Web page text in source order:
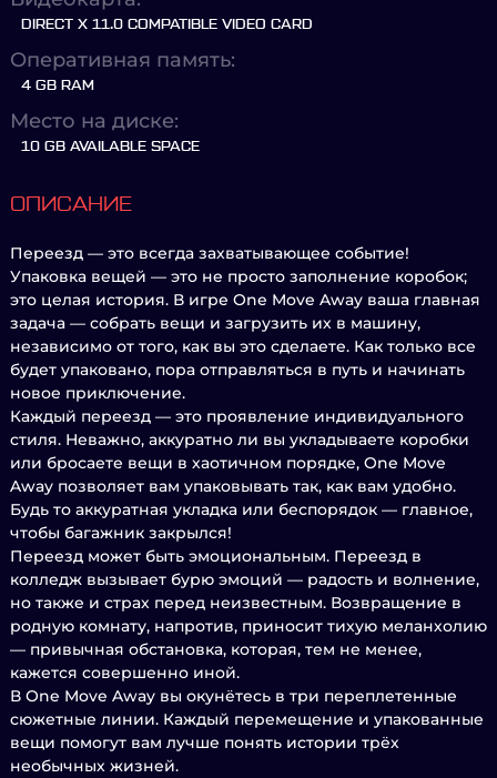
DIRECT X 11.0 COMPATIBLE VIDEO CARD
Оперативная память:
4 GB RAM
Место на диске:
10 GB AVAILABLE SPACE
ОПИСАНИЕ
Переезд — это всегда захватывающее событие!
Упаковка вещей — это не просто заполнение коробок;
это целая история. В игре One Move Away ваша главная
задача — собрать вещи и загрузить их в машину,
независимо от того, как вы это сделаете. Как только все
будет упаковано, пора отправляться в путь и начинать
новое приключение.
Каждый переезд — это проявление индивидуального
стиля. Неважно, аккуратно ли вы укладываете коробки
или бросаете вещи в хаотичном порядке, One Move
Away позволяет вам упаковывать так, как вам удобно.
Будь то аккуратная укладка или беспорядок — главное,
чтобы багажник закрылся!
Переезд может быть эмоциональным. Переезд в
колледж вызывает бурю эмоций — радость и волнение,
но также и страх перед неизвестным. Возвращение в
родную комнату, напротив, приносит тихую меланхолию
— привычная обстановка, которая, тем не менее,
кажется совершенно иной.
В One Move Away вы окунётесь в три переплетенные
сюжетные линии. Каждый перемещение и упакованные
вещи помогут вам лучше понять истории трёх
необычных жизней.